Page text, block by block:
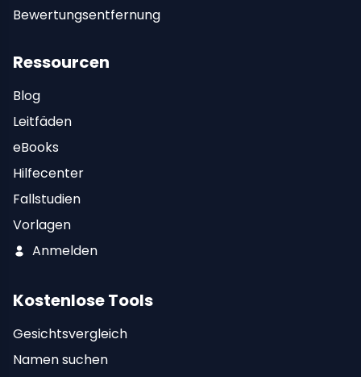
Bewertungsentfernung
Ressourcen
Blog
Leitfäden
eBooks
Hilfecenter
Fallstudien
Vorlagen
Anmelden
Kostenlose Tools
Gesichtsvergleich
Namen suchen